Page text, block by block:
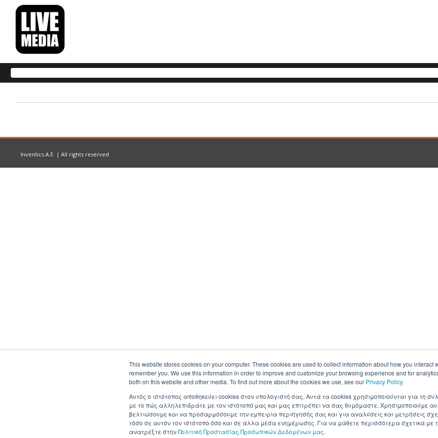
This website stores cookies on your computer. These cookies are used to collect information about how you interact
remember you. We use this information in order to improve and customize your browsing experience and for
both on this website and other media. To find out more about the cookies we use, see our Privacy Policy.
Αυτός ο ιστότοπος αποθηκεύει cookies στον υπολογιστή σας. Αυτά τα cookies χρησιμοποιούνται για τη
με το πώς αλληλεπιδράτε με τον ιστότοπό μας και μας επιτρέπει να σας θυμόμαστε. Χρησιμοποιούμε
βελτιώσουμε και να προσαρμόσουμε την εμπειρία περιήγησής σας και για αναλύσεις και μετρήσεις
τόσο σε αυτόν τον ιστότοπο όσο και σε άλλα μέσα ενημέρωσης. Για να μάθετε περισσότερα σχετικά με
ανατρέξτε στηνΠολιτική Προστασίας Προσωπικών Δεδομένων μας.
Inventics A.E. | All rights reserved